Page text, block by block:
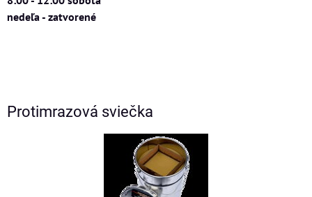
nedeľa - zatvorené
Protimrazová sviečka